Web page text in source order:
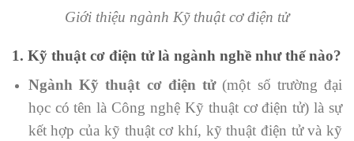
Giới thiệu ngành Kỹ thuật cơ điện tử
1. Kỹ thuật cơ điện tử là ngành nghề như thế nào?
Ngành Kỹ thuật cơ điện tử(một số trường đại
học có tên là Công nghệ Kỹ thuật cơ điện tử) là sự
kết hợp của kỹ thuật cơ khí, kỹ thuật điện tử và kỹ